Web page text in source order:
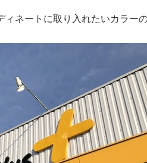
ィネートに取り入れたいカラー